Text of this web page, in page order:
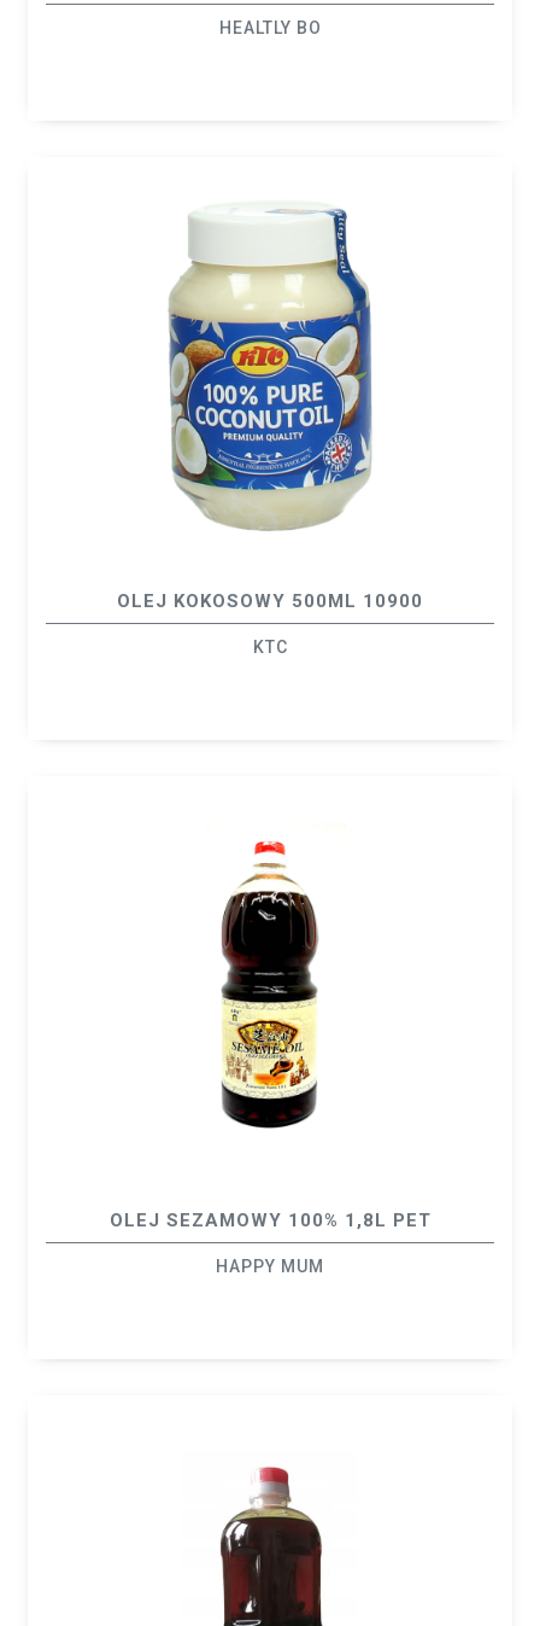
HEALTLY BO
OLEJ KOKOSOWY 500ML 10900
KTC
OLEJ SEZAMOWY 100% 1,8L PET
HAPPY MUM